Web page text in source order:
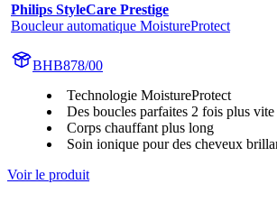
Philips StyleCare Prestige
Boucleur automatique MoistureProtect
BHB878/00
Technologie MoistureProtect
Des boucles parfaites 2 fois plus vite
Corps chauffant plus long
Soin ionique pour des cheveux
Voir le produit